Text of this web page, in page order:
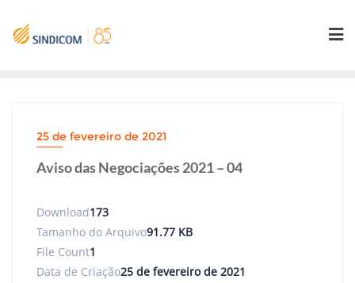
content
25 de fevereiro de 2021
Aviso das Negociações 2021 – 04
Download173
Tamanho do Arquivo91.77 KB
File Count1
Data de Criação25 de fevereiro de 2021